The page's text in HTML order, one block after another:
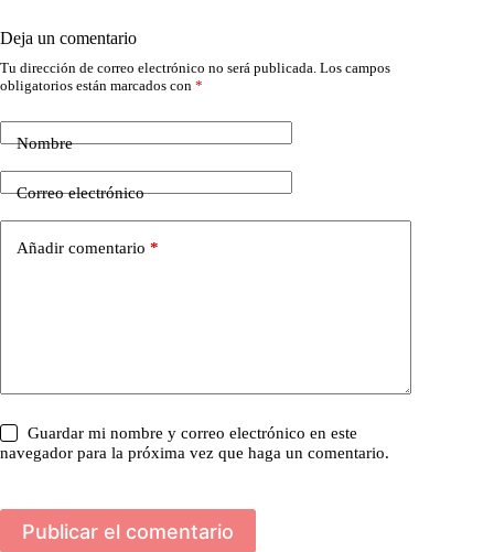
Deja un comentario
Tu dirección de correo electrónico no será publicada. Los campos
obligatorios están marcados con *
Nombre
Correo electrónico
Añadir comentario *
Guardar mi nombre y correo electrónico en este
navegador para la próxima vez que haga un comentario.
Publicar el comentario